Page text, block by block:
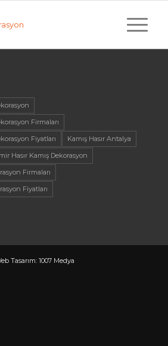
Firmaları
Fiyatları
Kamış Hasır Antalya
Hasır Kamış Dekorasyon
Firmaları
Fiyatları
Tasarım: 1007 Medya